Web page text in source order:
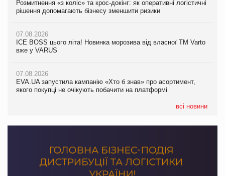
Розмитнення «з коліс» та крос-докінг: як оперативні логістичні
рішення допомагають бізнесу зменшити ризики
07.08.2026
ICE BOSS цього літа! Новинка морозива від власної ТМ Varto
вже у VARUS
07.08.2026
EVA.UA запустила кампанію «Хто б знав» про асортимент,
якого покупці не очікують побачити на платформі
всі новини
07.08.2026
EVA.UA запустила кампанію «Хто б знав» про асортимент,
06.08.2026
Смачна новинка для хвостатих: у VARUS з’явилися паучі
05.08.2026
Мережа супермаркетів VARUS купує мережу магазинів
Kraft Heinz скоротила збиток у першому півріччі
Продажі Hugo Boss впали на 9%